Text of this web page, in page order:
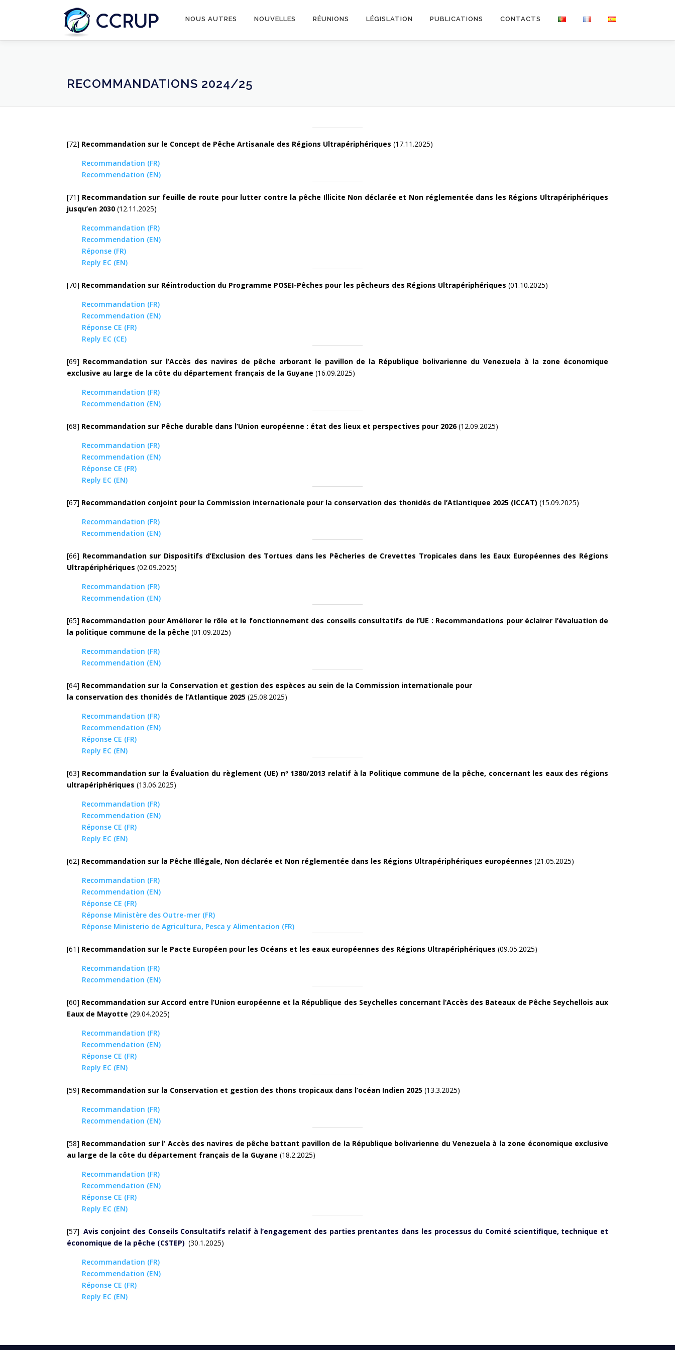
NOUS AUTRES NOUVELLES RÉUNIONS LÉGISLATION PUBLICATIONS CONTACTS
RECOMMANDATIONS 2024/25
[72] Recommandation sur le Concept de Pêche Artisanale des Régions Ultrapériphériques (17.11.2025)
Recommandation (FR)
Recommendation (EN)
[71] Recommandationsur feuille de route pour lutter contre la pêche Illicite Non déclarée et Non réglementée dans les Régions Ultrapériphériques
jusqu’en 2030 (12.11.2025)
Recommandation (FR)
Recommendation (EN)
Réponse (FR)
Reply EC (EN)
[70] Recommandation sur Réintroduction du Programme POSEI-Pêches pour les pêcheurs des Régions Ultrapériphériques (01.10.2025)
Recommandation (FR)
Recommendation (EN)
Réponse CE (FR)
Reply EC (CE)
[69] Recommandation sur l’Accès des navires de pêche arborant le pavillon de la République bolivarienne du Venezuela à la zone économique
exclusive au large de la côte du département français de la Guyane (16.09.2025)
Recommandation (FR)
Recommendation (EN)
[68] Recommandation sur Pêche durable dans l’Union européenne : état des lieux et perspectives pour 2026(12.09.2025)
Recommandation (FR)
Recommendation (EN)
Réponse CE (FR)
Reply EC (EN)
[67] Recommandation conjoint pour la Commission internationale pour la conservation des thonidés de l’Atlantiquee 2025 (ICCAT) (15.09.2025)
Recommandation (FR)
Recommendation (EN)
[66] Recommandation sur Dispositifs d’Exclusion des Tortues dans les Pêcheries de Crevettes Tropicales dans les Eaux Européennes des Régions
Ultrapériphériques (02.09.2025)
Recommandation (FR)
Recommendation (EN)
[65] Recommandation pour Améliorer le rôle et le fonctionnement des conseils consultatifs de l’UE : Recommandations pour éclairer l’évaluation de
la politique commune de la pêche (01.09.2025)
Recommandation (FR)
Recommendation (EN)
[64] Recommandation sur la Conservation et gestion des espèces au sein de la Commission internationale pour
la conservation des thonidés de l’Atlantique 2025 (25.08.2025)
Recommandation (FR)
Recommendation (EN)
Réponse CE (FR)
Reply EC (EN)
[63] Recommandation sur la Évaluation du règlement (UE) nº 1380/2013 relatif à la Politique commune de la pêche, concernant les eaux des régions
ultrapériphériques (13.06.2025)
Recommandation (FR)
Recommendation (EN)
Réponse CE (FR)
Reply EC (EN)
[62] Recommandation sur la Pêche Illégale, Non déclarée et Non réglementée dans les Régions Ultrapériphériques européennes (21.05.2025)
Recommandation (FR)
Recommendation (EN)
Réponse CE (FR)
Réponse Ministère des Outre-mer (FR)
Réponse Ministerio de Agricultura, Pesca y Alimentacion (FR)
[61] Recommandation sur le Pacte Européen pour les Océans et les eaux européennes des Régions Ultrapériphériques (09.05.2025)
Recommandation (FR)
Recommendation (EN)
[60] Recommandation sur Accord entre l’Union européenne et la République des Seychelles concernant l’Accès des Bateaux de Pêche Seychellois aux
Eaux de Mayotte (29.04.2025)
Recommandation (FR)
Recommendation (EN)
Réponse CE (FR)
Reply EC (EN)
[59] Recommandation sur la Conservation et gestion des thons tropicaux dans l’océan Indien 2025 (13.3.2025)
Recommandation (FR)
Recommendation (EN)
[58] Recommandation sur l’ Accès des navires de pêche battant pavillon de la République bolivarienne du Venezuela à la zone économique exclusive
au large de la côte du département français de la Guyane (18.2.2025)
Recommandation (FR)
Recommendation (EN)
Réponse CE (FR)
Reply EC (EN)
[57] Avis conjoint des Conseils Consultatifs relatif à l’engagement des parties prentantes dans les processus du Comité scientifique, technique et
économique de la pêche (CSTEP) (30.1.2025)
Recommandation (FR)
Recommendation (EN)
Réponse CE (FR)
Reply EC (EN)